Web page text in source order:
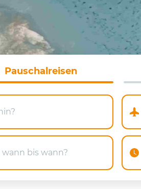
Pauschalreisen